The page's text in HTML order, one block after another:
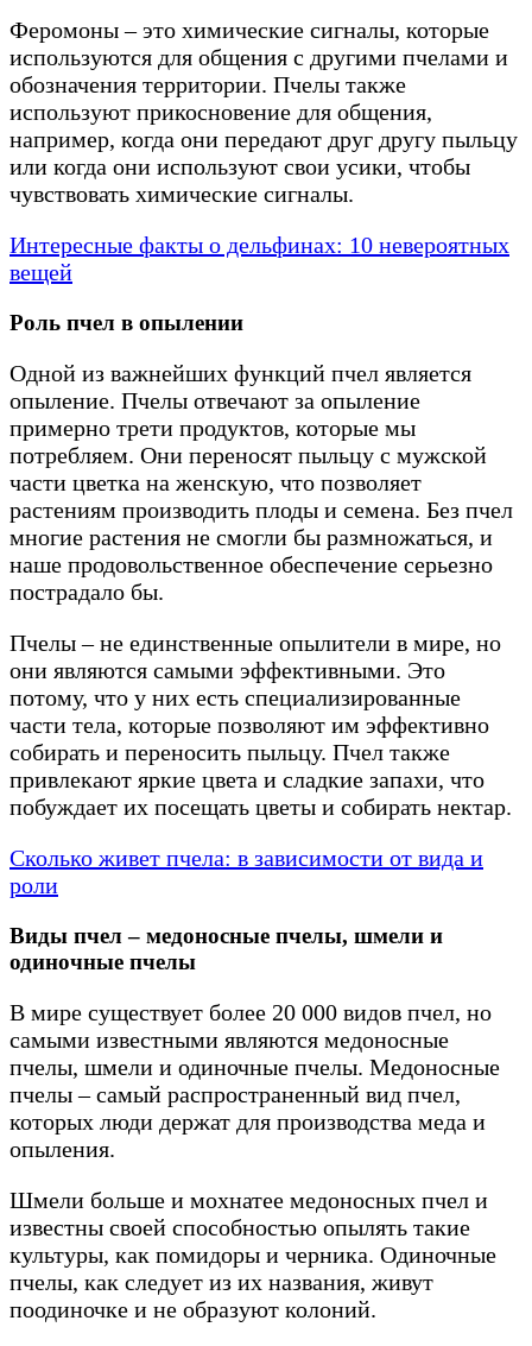
Феромоны – это химические сигналы, которые
используются для общения с другими пчелами и
обозначения территории. Пчелы также
используют прикосновение для общения,
например, когда они передают друг другу пыльцу
или когда они используют свои усики, чтобы
чувствовать химические сигналы.
Интересные факты о дельфинах: 10 невероятных
вещей
Роль пчел в опылении
Одной из важнейших функций пчел является
опыление. Пчелы отвечают за опыление
примерно трети продуктов, которые мы
потребляем. Они переносят пыльцу с мужской
части цветка на женскую, что позволяет
растениям производить плоды и семена. Без пчел
многие растения не смогли бы размножаться, и
наше продовольственное обеспечение серьезно
пострадало бы.
Пчелы – не единственные опылители в мире, но
они являются самыми эффективными. Это
потому, что у них есть специализированные
части тела, которые позволяют им эффективно
собирать и переносить пыльцу. Пчел также
привлекают яркие цвета и сладкие запахи, что
побуждает их посещать цветы и собирать нектар.
Сколько живет пчела: в зависимости от вида и
роли
Виды пчел – медоносные пчелы, шмели и
одиночные пчелы
В мире существует более 20 000 видов пчел, но
самыми известными являются медоносные
пчелы, шмели и одиночные пчелы. Медоносные
пчелы – самый распространенный вид пчел,
которых люди держат для производства меда и
опыления.
Шмели больше и мохнатее медоносных пчел и
известны своей способностью опылять такие
культуры, как помидоры и черника. Одиночные
пчелы, как следует из их названия, живут
поодиночке и не образуют колоний.